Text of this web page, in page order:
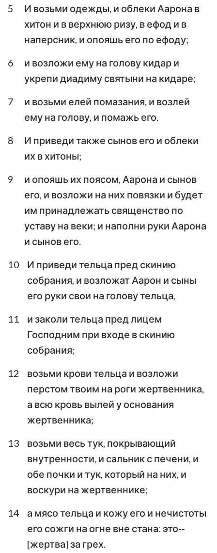
5
И возьми одежды, и облеки Аарона в
хитон и в верхнюю ризу, в ефод и в
наперсник, и опояшь его по ефоду;
6
и возложи ему на голову кидар и
укрепи диадиму святыни на кидаре;
7
и возьми елей помазания, и возлей
ему на голову, и помажь его.
8
И приведи также сынов его и облеки
их в хитоны;
9
и опояшь их поясом, Аарона и сынов
его, и возложи на них повязки и будет
им принадлежать священство по
уставу на веки; и наполни руки Аарона
и сынов его.
10
И приведи тельца пред скинию
собрания, и возложат Аарон и сыны
его руки свои на голову тельца,
11
и заколи тельца пред лицем
Господним при входе в скинию
собрания;
12
возьми крови тельца и возложи
перстом твоим на роги жертвенника,
а всю кровь вылей у основания
жертвенника;
13
возьми весь тук, покрывающий
внутренности, и сальник с печени, и
обе почки и тук, который на них, и
воскури на жертвеннике;
14
а мясо тельца и кожу его и нечистоты
его сожги на огне вне стана: это--
[жертва] за грех.